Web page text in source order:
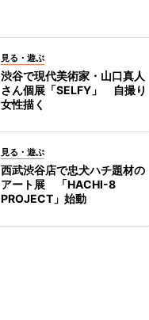
見る・遊ぶ
渋谷で現代美術家・山口真人
さん個展「SELFY」 自撮り
女性描く
見る・遊ぶ
西武渋谷店で忠犬ハチ題材の
アート展 「HACHI-8
PROJECT」始動